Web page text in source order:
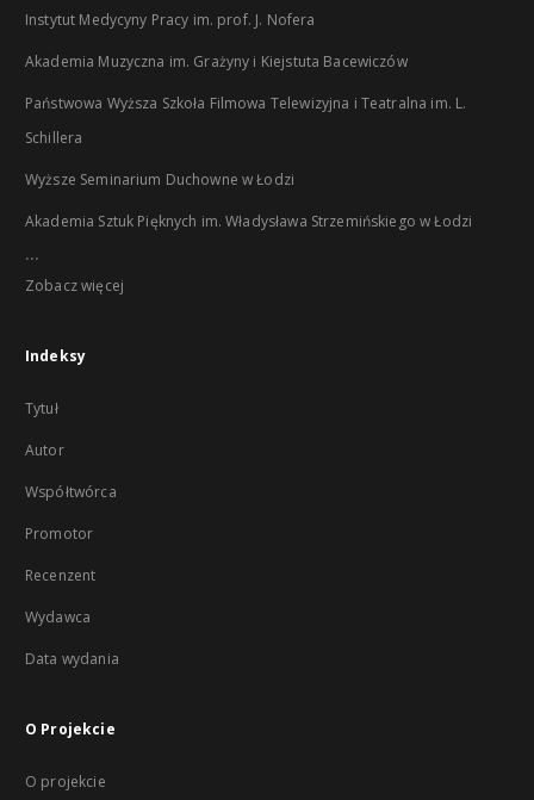
Instytut Medycyny Pracy im. prof. J. Nofera
Akademia Muzyczna im. Grażyny i Kiejstuta Bacewiczów
Państwowa Wyższa Szkoła Filmowa Telewizyjna i Teatralna im. L.
Schillera
Wyższe Seminarium Duchowne w Łodzi
Akademia Sztuk Pięknych im. Władysława Strzemińskiego w Łodzi
...
Zobacz więcej
Indeksy
Tytuł
Autor
Współtwórca
Promotor
Recenzent
Wydawca
Data wydania
O Projekcie
O projekcie